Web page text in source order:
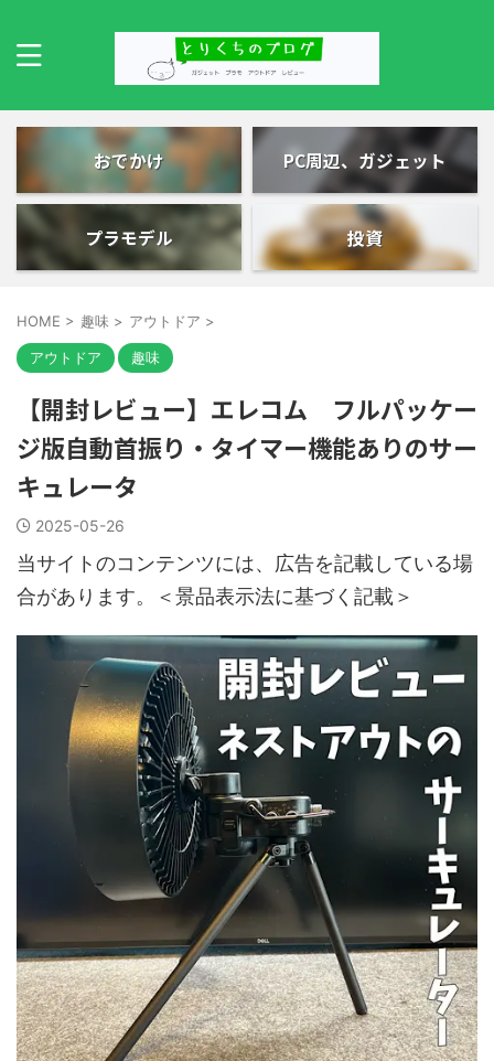
おでかけ PC周辺、ガジェット
プラモデル 投資
HOME > 趣味 > アウトドア >
アウトドア 趣味
【開封レビュー】エレコム フルパッケー
ジ版自動首振り・タイマー機能ありのサー
キュレータ
2025-05-26
当サイトのコンテンツには、広告を記載している場
合があります。＜景品表示法に基づく記載＞